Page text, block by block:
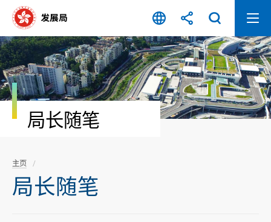
容
开
始
局长随笔
主页
局长随笔